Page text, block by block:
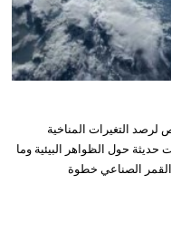
التغيرات المناخية
حديثة حول الظواهر البيئية وما
القمر الصناعي خطوة